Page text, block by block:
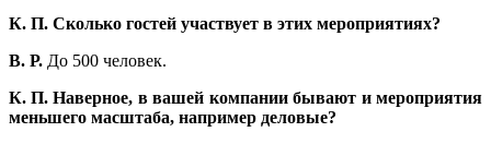
К. П. Сколько гостей участвует в этих мероприятиях?
В. Р. До 500 человек.
К. П. Наверное, в вашей компании бывают и мероприятия
меньшего масштаба, например деловые?